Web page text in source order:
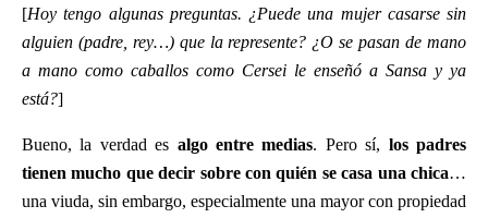
[Hoy tengo algunas preguntas. ¿Puede una mujer casarse sin
alguien (padre, rey…) que la represente? ¿O se pasan de mano
a mano como caballos como Cersei le enseñó a Sansa y ya
está?]
Bueno, la verdad es algo entre medias. Pero sí, los padres
tienen mucho que decir sobre con quién se casa una chica…
una viuda, sin embargo, especialmente una mayor con propiedad